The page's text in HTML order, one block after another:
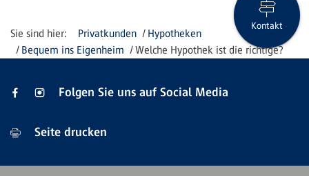
Privatkunden
Hypotheken
Bequem ins Eigenheim
Welche Hypothek ist die richtige?
Kontakt
Folgen Sie uns auf Social Media
Seite drucken